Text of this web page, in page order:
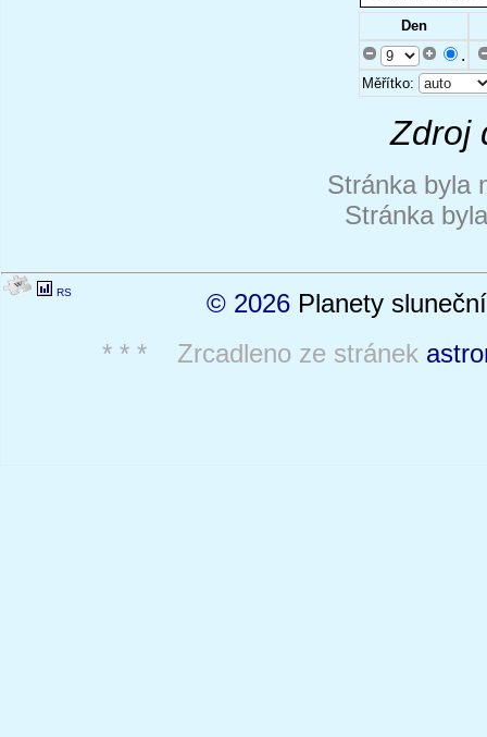
Den
.
Měřítko:
Zdroj
Stránka byla
Stránka
RS © 2026 Planety
* * * Zrcadleno ze stránek